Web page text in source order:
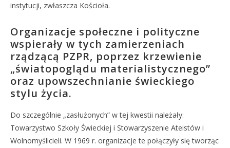
instytucji, zwłaszcza Kościoła.
Organizacje społeczne i polityczne
wspierały w tych zamierzeniach
rządzącą PZPR, poprzez krzewienie
„światopoglądu materialistycznego”
oraz upowszechnianie świeckiego
stylu życia.
Do szczególnie „zasłużonych” w tej kwestii należały:
Towarzystwo Szkoły Świeckiej i Stowarzyszenie Ateistów i
Wolnomyślicieli. W 1969 r. organizacje te połączyły się tworząc